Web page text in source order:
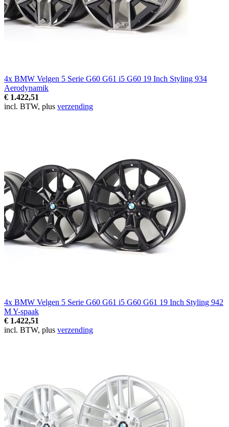
4x BMW Velgen 5 Serie G60 G61 i5 G60 19 Inch Styling 934
Aerodynamik
€ 1.422,51
incl. BTW, plus verzending
4x BMW Velgen 5 Serie G60 G61 i5 G60 G61 19 Inch Styling 942
M Y-spaak
€ 1.422,51
incl. BTW, plus verzending